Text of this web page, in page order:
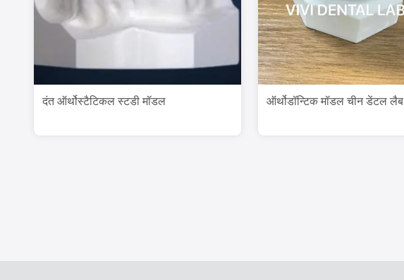
दंत ऑर्थोस्टैटिकल स्टडी मॉडल ऑर्थोडॉन्टिक मॉडल चीन डेंटल लैब